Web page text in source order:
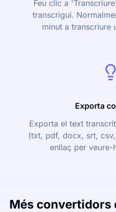
Feu clic a
transcrigui.
minut a transcriure
Exporta
Exporta el text
(txt, pdf, docx, srt,
enllaç per veure-
Més convertidors